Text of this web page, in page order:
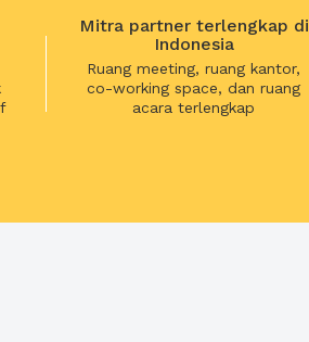
Mitra partner terlengkap di
Indonesia
Ruang meeting, ruang kantor,
co-working space, dan ruang
acara terlengkap